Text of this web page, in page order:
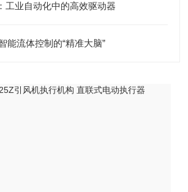
工业自动化中的高效驱动器
能流体控制的“精准大脑”